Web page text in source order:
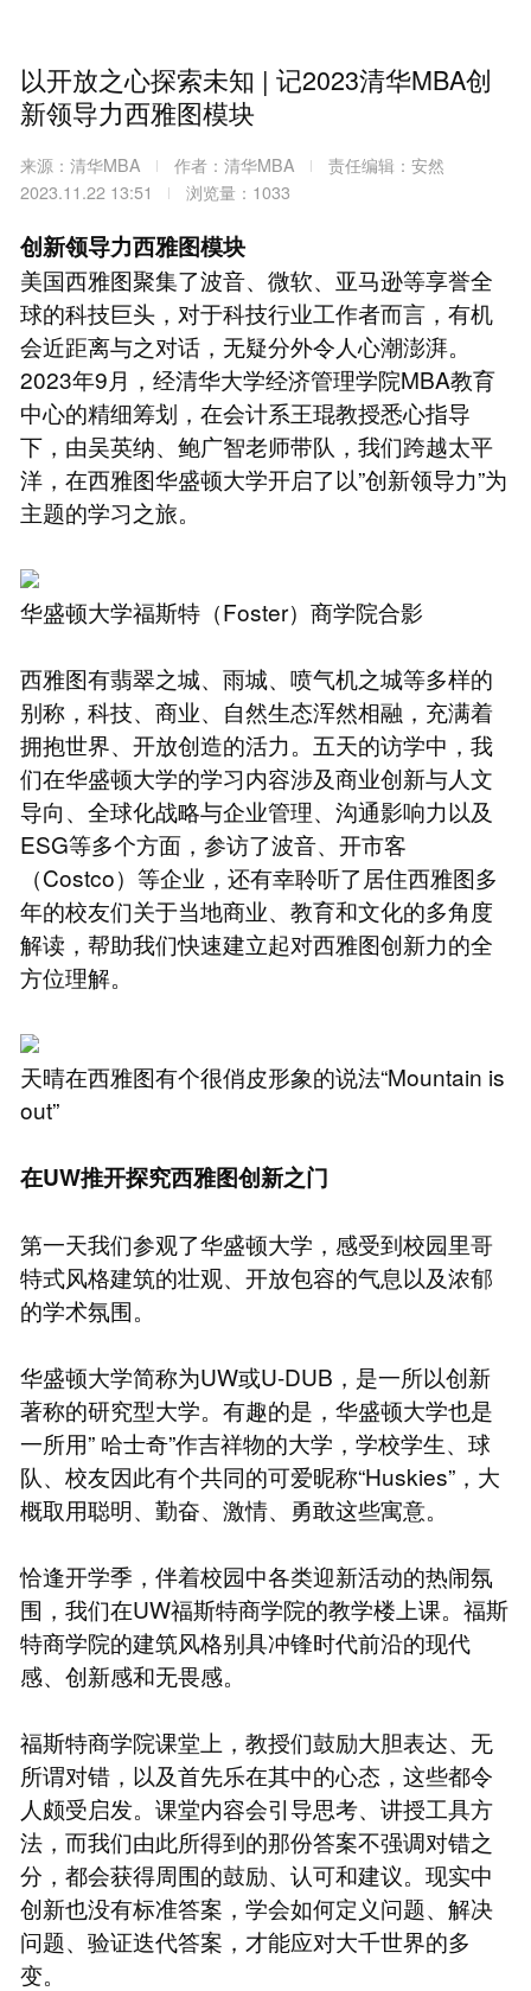
以开放之心探索未知 | 记2023清华MBA创
新领导力西雅图模块
来源：清华MBA 作者：清华MBA
责任编辑：安然
2023.11.22 13:51
浏览量：1033
创新领导力西雅图模块
美国西雅图聚集了波音、微软、亚马逊等享誉全
球的科技巨头，对于科技行业工作者而言，有机
会近距离与之对话，无疑分外令人心潮澎湃。
2023年9月，经清华大学经济管理学院MBA教育
中心的精细筹划，在会计系王琨教授悉心指导
下，由吴英纳、鲍广智老师带队，我们跨越太平
洋，在西雅图华盛顿大学开启了以”创新领导力”为
主题的学习之旅。
华盛顿大学福斯特（Foster）商学院合影
西雅图有翡翠之城、雨城、喷气机之城等多样的
别称，科技、商业、自然生态浑然相融，充满着
拥抱世界、开放创造的活力。五天的访学中，我
们在华盛顿大学的学习内容涉及商业创新与人文
导向、全球化战略与企业管理、沟通影响力以及
ESG等多个方面，参访了波音、开市客
（Costco）等企业，还有幸聆听了居住西雅图多
年的校友们关于当地商业、教育和文化的多角度
解读，帮助我们快速建立起对西雅图创新力的全
方位理解。
天晴在西雅图有个很俏皮形象的说法“Mountain is
out”
在UW推开探究西雅图创新之门
第一天我们参观了华盛顿大学，感受到校园里哥
特式风格建筑的壮观、开放包容的气息以及浓郁
的学术氛围。
华盛顿大学简称为UW或U-DUB，是一所以创新
著称的研究型大学。有趣的是，华盛顿大学也是
一所用” 哈士奇”作吉祥物的大学，学校学生、球
队、校友因此有个共同的可爱昵称“Huskies”，大
概取用聪明、勤奋、激情、勇敢这些寓意。
恰逢开学季，伴着校园中各类迎新活动的热闹氛
围，我们在UW福斯特商学院的教学楼上课。福斯
特商学院的建筑风格别具冲锋时代前沿的现代
感、创新感和无畏感。
福斯特商学院课堂上，教授们鼓励大胆表达、无
所谓对错，以及首先乐在其中的心态，这些都令
人颇受启发。课堂内容会引导思考、讲授工具方
法，而我们由此所得到的那份答案不强调对错之
分，都会获得周围的鼓励、认可和建议。现实中
创新也没有标准答案，学会如何定义问题、解决
问题、验证迭代答案，才能应对大千世界的多
变。